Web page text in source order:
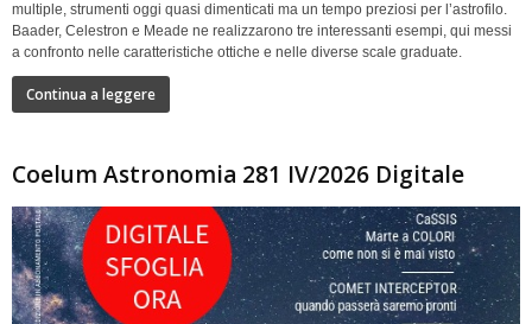
multiple, strumenti oggi quasi dimenticati ma un tempo preziosi per l’astrofilo.
Baader, Celestron e Meade ne realizzarono tre interessanti esempi, qui messi
a confronto nelle caratteristiche ottiche e nelle diverse scale graduate.
Continua a leggere
Coelum Astronomia 281 IV/2026 Digitale